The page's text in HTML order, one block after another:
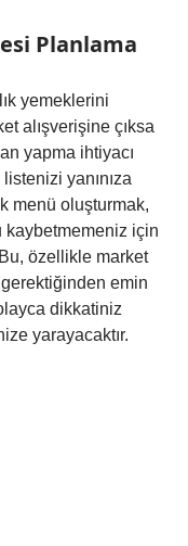
Planlama
yemeklerini
alışverişine çıksa
yapma ihtiyacı
yanınıza
menü oluşturmak,
kaybetmemeniz için
özellikle market
emin
dikkatiniz
yarayacaktır.